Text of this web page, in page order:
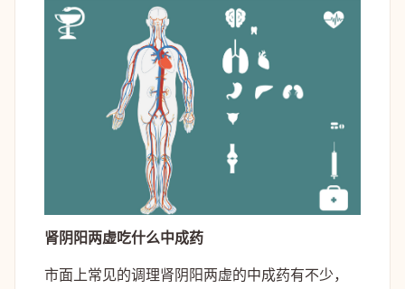
肾阴阳两虚吃什么中成药
市面上常见的调理肾阴阳两虚的中成药有不少，